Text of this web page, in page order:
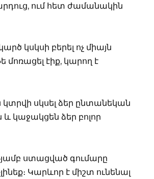
ում հետ ժամանակին
կսկսի բերել ոչ միայն
մոռացել էիք, կարող է
կտրվի սկսել ձեր ընտանեկան
և կաջակցեն ձեր բոլոր
ստացված գումարը
Կարևոր է միշտ ունենալ